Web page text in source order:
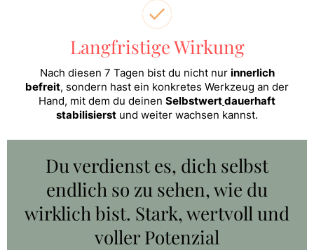
Langfristige Wirkung
Nach diesen 7 Tagen bist du nicht nur innerlich
befreit, sondern hast ein konkretes Werkzeug an der
Hand, mit dem du deinen Selbstwertdauerhaft
stabilisierst und weiter wachsen kannst.
Du verdienst es, dich selbst
endlich so zu sehen, wie du
wirklich bist. Stark, wertvoll und
voller Potenzial